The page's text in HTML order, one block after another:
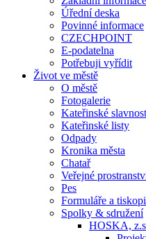
Úřední deska
Povinné informace
CZECHPOINT
E-podatelna
Potřebuji vyřídit
Život ve městě
O městě
Fotogalerie
Kateřinské
Kateřinské listy
Odpady
Kronika města
Chatař
Veřejné
Pes
Formuláře a
Spolky & sdružení
HOSKA,